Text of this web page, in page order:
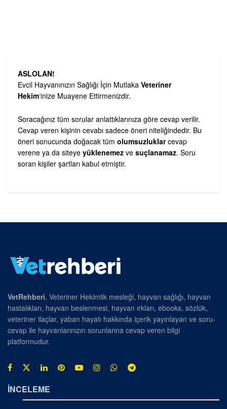
ASLOLAN!
Evcil Hayvanınızın Sağlığı İçin Mutlaka Veteriner
Hekim‘inize Muayene Ettirmenizdir.
Soracağınız tüm sorular anlattıklarınıza göre cevap verilir.
Cevap veren kişinin cevabı sadece öneri niteliğindedir. Bu
öneri sonucunda doğacak tüm olumsuzluklarcevap
verene ya da siteye yüklenemez ve suçlanamaz. Soru
soran kişiler şartları kabul etmiştir.
VetRehberi, Veteriner Hekimlik mesleği, hayvan sağlığı, hayvan
hastalıkları, hayvan beslenmesi, hayvan ırkları, ebooks, sözlük,
veteriner ilaçlar, yaban hayatı hakkında içerik yayınlayan ve soru-
cevap ile hayvanlarınızın sorunlarına cevap veren bilgi
platformudur.
İNCELEME